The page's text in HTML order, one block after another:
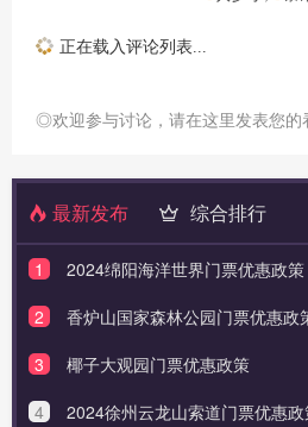
正在载入评论列表...
◎欢迎参与讨论，请在这里发表您的
最新发布 综合排行
1
2024绵阳海洋世界门票优惠政策
2
香炉山国家森林公园门票优惠政
3
椰子大观园门票优惠政策
4
2024徐州云龙山索道门票优惠